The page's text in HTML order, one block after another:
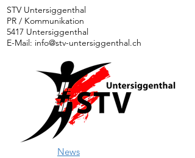
ist offen
STV Untersiggenthal
PR / Kommunikation
5417 Untersiggenthal
E-Mail: info@stv-untersiggenthal.ch
News